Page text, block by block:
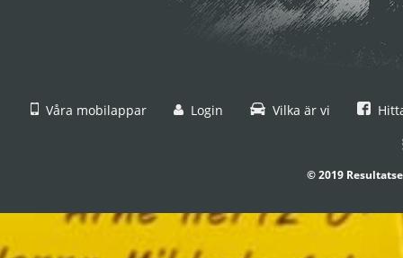
Våra mobilappar Login Vilka är vi
© 2019